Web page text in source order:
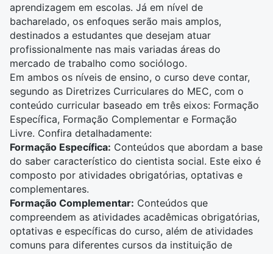
aprendizagem em escolas. Já em nível de
bacharelado, os enfoques serão mais amplos,
destinados a estudantes que desejam atuar
profissionalmente nas mais variadas áreas do
mercado de trabalho como sociólogo.
Em ambos os níveis de ensino, o curso deve contar,
segundo as Diretrizes Curriculares do MEC, com o
conteúdo curricular baseado em três eixos: Formação
Específica, Formação Complementar e Formação
Livre. Confira detalhadamente:
Formação Específica: Conteúdos que abordam a base
do saber característico do cientista social. Este eixo é
composto por atividades obrigatórias, optativas e
complementares.
Formação Complementar: Conteúdos que
compreendem as atividades acadêmicas obrigatórias,
optativas e específicas do curso, além de atividades
comuns para diferentes cursos da instituição de